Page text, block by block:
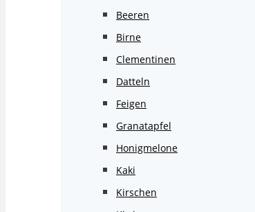
Beeren
Birne
Clementinen
Datteln
Feigen
Granatapfel
Honigmelone
Kaki
Kirschen